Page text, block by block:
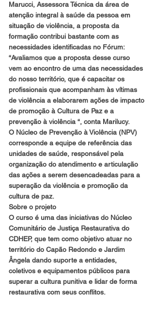
Marucci, Assessora Técnica da área de
atenção integral à saúde da pessoa em
situação de violência, a proposta da
formação contribui bastante com as
necessidades identificadas no Fórum:
“Avaliamos que a proposta desse curso
vem ao encontro de uma das necessidades
do nosso território, que é capacitar os
profissionais que acompanham às vítimas
de violência a elaborarem ações de impacto
de promoção à Cultura de Paz e a
prevenção à violência “, conta Marilucy.
O Núcleo de Prevenção à Violência (NPV)
corresponde a equipe de referência das
unidades de saúde, responsável pela
organização do atendimento e articulação
das ações a serem desencadeadas para a
superação da violência e promoção da
cultura de paz.
Sobre o projeto
O curso é uma das iniciativas do Núcleo
Comunitário de Justiça Restaurativa do
CDHEP, que tem como objetivo atuar no
território do Capão Redondo e Jardim
Ângela dando suporte a entidades,
coletivos e equipamentos públicos para
superar a cultura punitiva e lidar de forma
restaurativa com seus conflitos.